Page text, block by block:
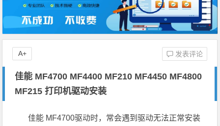
佳能 MF4700 MF4400 MF210 MF4450 MF4800
MF215 打印机驱动安装
发表评论
A+
佳能 MF4700驱动时，常会遇到驱动无法正常安装